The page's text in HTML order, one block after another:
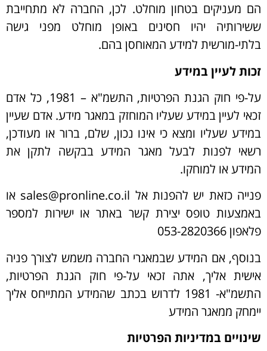
הם מעניקים בטחון מוחלט. לכן, החברה לא מתחייבת
ששירותיה יהיו חסינים באופן מוחלט מפני גישה
בלתי-מורשית למידע המאוחסן בהם.
זכות לעיין במידע
על-פי חוק הגנת הפרטיות, התשמ"א – 1981, כל אדם
זכאי לעיין במידע שעליו המוחזק במאגר מידע. אדם שעיין
במידע שעליו ומצא כי אינו נכון, שלם, ברור או מעודכן,
רשאי לפנות לבעל מאגר המידע בבקשה לתקן את
המידע או למוחקו.
פנייה כזאת יש להפנות אל sales@pronline.co.il
או
באמצעות טופס יצירת קשר באתר או ישירות למספר
פלאפון 053-2820366
בנוסף, אם המידע שבמאגרי החברה משמש לצורך פניה
אישית אליך, אתה זכאי על-פי חוק הגנת הפרטיות,
התשמ"א- 1981 לדרוש בכתב שהמידע המתייחס אליך
יימחק ממאגר המידע
שינויים במדיניות הפרטיות